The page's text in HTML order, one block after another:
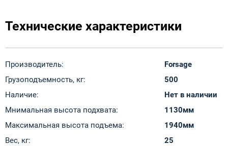
Технические характеристики
Производитель:
Forsage
Грузоподъемность, кг:
500
Наличие:
Нет в наличии
Мнимальная высота подхвата:
1130мм
Максимальная высота подъема:
1940мм
Вес, кг:
25